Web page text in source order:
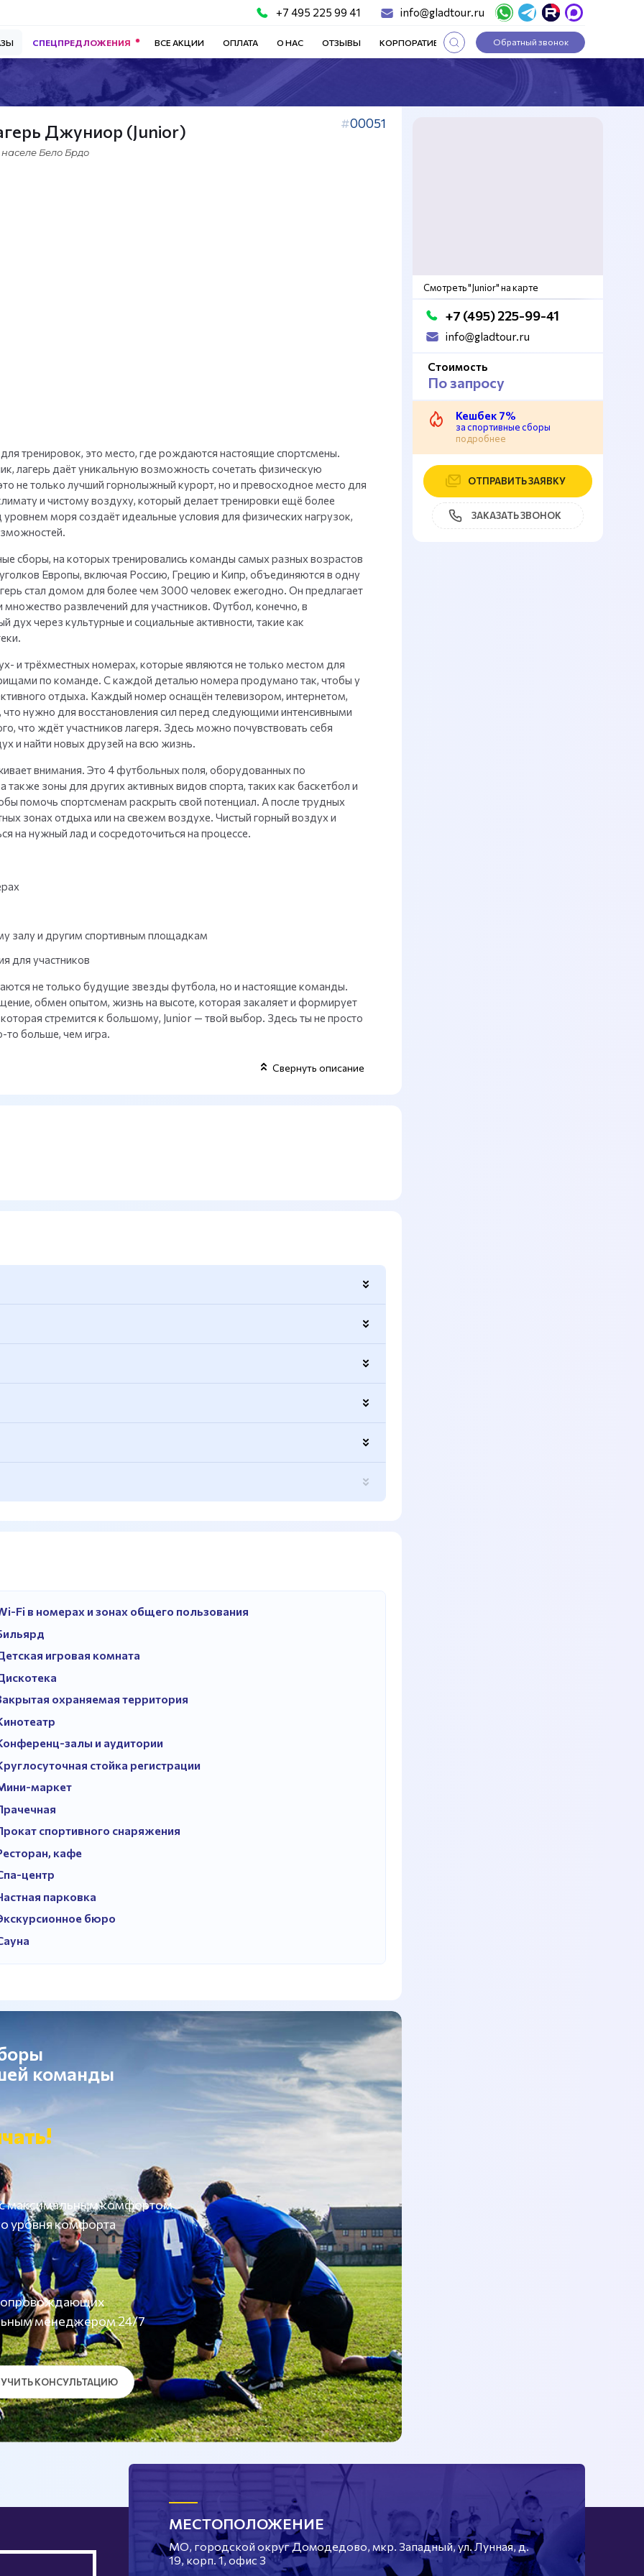
+7 495 225 99 41 info@gladtour.ru
СПЕЦПРЕДЛОЖЕНИЯ ВСЕ АКЦИИ ОПЛАТА О НАС ОТЗЫВЫ КОРПОРАТИВНЫЕ ТУРЫ СТАТЬИ
Обратный звонок
00051
Джуниор (Junior)
населе Бело Брдо
тренировок, это место, где рождаются настоящие спортсмены.
лагерь даёт уникальную возможность сочетать физическую
не только лучший горнолыжный курорт, но и превосходное место для
и чистому воздуху, который делает тренировки ещё более
моря создаёт идеальные условия для физических нагрузок,
сборы, на которых тренировались команды самых разных возрастов
Европы, включая Россию, Грецию и Кипр, объединяются в одну
стал домом для более чем 3000 человек ежегодно. Он предлагает
развлечений для участников. Футбол, конечно, в
через культурные и социальные активности, такие как
и трёхместных номерах, которые являются не только местом для
по команде. С каждой деталью номера продумано так, чтобы у
отдыха. Каждый номер оснащён телевизором, интернетом,
нужно для восстановления сил перед следующими интенсивными
что ждёт участников лагеря. Здесь можно почувствовать себя
и найти новых друзей на всю жизнь.
внимания. Это 4 футбольных поля, оборудованных по
зоны для других активных видов спорта, таких как баскетбол и
помочь спортсменам раскрыть свой потенциал. А после трудных
зонах отдыха или на свежем воздухе. Чистый горный воздух и
на нужный лад и сосредоточиться на процессе.
залу и другим спортивным площадкам
для участников
не только будущие звезды футбола, но и настоящие команды.
обмен опытом, жизнь на высоте, которая закаляет и формирует
стремится к большому, Junior — твой выбор. Здесь ты не просто
то больше, чем игра.
Свернуть описание
Fi в номерах и зонах общего пользования
игровая комната
охраняемая территория
залы и аудитории
стойка регистрации
маркет
спортивного снаряжения
кафе
центр
парковка
бюро
команды
максимальным комфортом
уровня комфорта
менеджером 24/7
КОНСУЛЬТАЦИЮ
Смотреть "Junior" на карте
+7 (495) 225-99-41
info@gladtour.ru
Стоимость
По запросу
Кешбек 7%
за спортивные сборы
подробнее
ОТПРАВИТЬ ЗАЯВКУ
ЗАКАЗАТЬ ЗВОНОК
МЕСТОПОЛОЖЕНИЕ
МО, городской округ Домодедово, мкр. Западный, ул. Лунная, д.
19, корп. 1, офис 3